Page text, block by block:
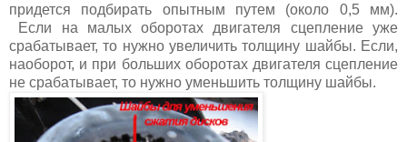
придется подбирать опытным путем (около 0,5 мм).
Если на малых оборотах двигателя сцепление уже
срабатывает, то нужно увеличить толщину шайбы. Если,
наоборот, и при больших оборотах двигателя сцепление
не срабатывает, то нужно уменьшить толщину шайбы.